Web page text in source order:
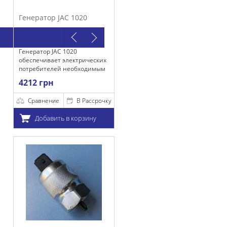
JAC 1020
JAC 1020
электрических
необходимым
их работы, а
акумулятора.
В Рассрочку
в корзину